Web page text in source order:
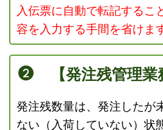
入伝票に自動で転記するこ
容を入力する手間を省けます
【発注残管理業
発注残数量は、発注したが
ない（入荷していない）状